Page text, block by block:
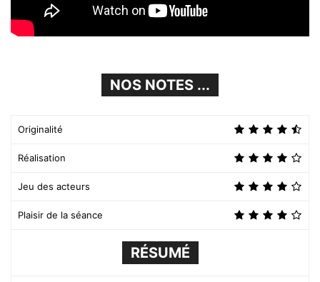
NOS NOTES ...
Originalité
Réalisation
Jeu des acteurs
Plaisir de la séance
RÉSUMÉ